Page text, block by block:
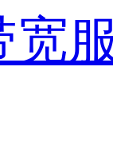
宽